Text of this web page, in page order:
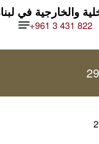
+961 3 431 822
Menu